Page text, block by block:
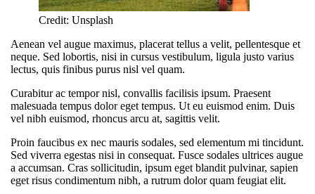
Credit: Unsplash
Aenean vel augue maximus, placerat tellus a velit, pellentesque et
neque. Sed lobortis, nisi in cursus vestibulum, ligula justo varius
lectus, quis finibus purus nisl vel quam.
Curabitur ac tempor nisl, convallis facilisis ipsum. Praesent
malesuada tempus dolor eget tempus. Ut eu euismod enim. Duis
vel nibh euismod, rhoncus arcu at, sagittis velit.
Proin faucibus ex nec mauris sodales, sed elementum mi tincidunt.
Sed viverra egestas nisi in consequat. Fusce sodales ultrices augue
a accumsan. Cras sollicitudin, ipsum eget blandit pulvinar, sapien
eget risus condimentum nibh, a rutrum dolor quam feugiat elit.